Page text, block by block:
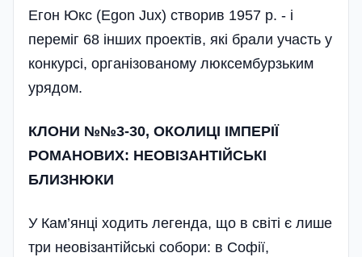
Егон Юкс (Egon Jux) створив 1957 р. - і
переміг 68 інших проектів, які брали участь у
конкурсі, організованому люксембурзьким
урядом.
КЛОНИ №№3-30, ОКОЛИЦІ ІМПЕРІЇ
РОМАНОВИХ: НЕОВІЗАНТІЙСЬКІ
БЛИЗНЮКИ
У Кам’янці ходить легенда, що в світі є лише
три неовізантійські собори: в Софії,